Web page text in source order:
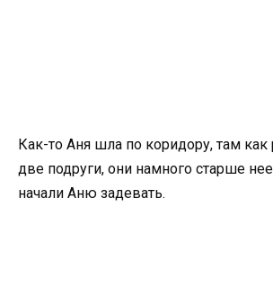
Как-то Аня шла по коридору, там как
две подруги, они намного старше
начали Аню задевать.